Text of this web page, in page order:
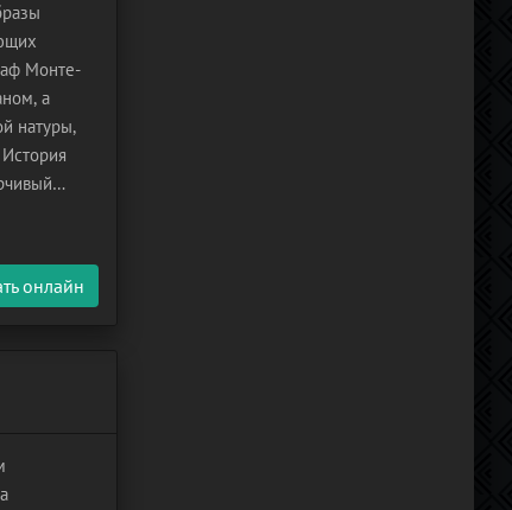
Монте-
а
натуры,
онлайн